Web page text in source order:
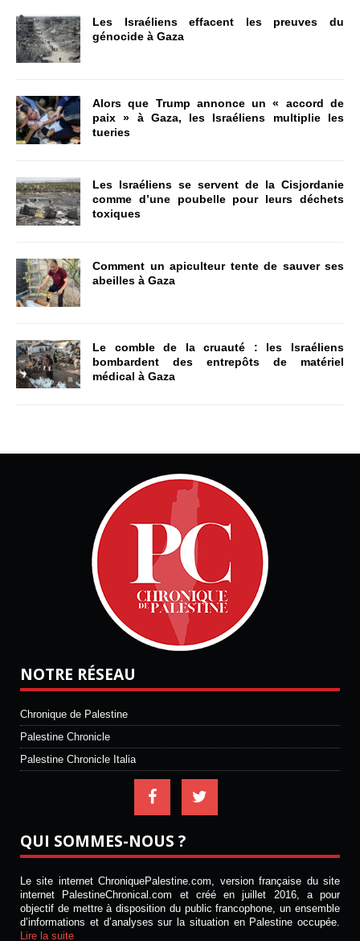
Les Israéliens effacent les preuves du
génocide à Gaza
Alors que Trump annonce un « accord de
paix » à Gaza, les Israéliens multiplie les
tueries
Les Israéliens se servent de la Cisjordanie
comme d’une poubelle pour leurs déchets
toxiques
Comment un apiculteur tente de sauver ses
abeilles à Gaza
Le comble de la cruauté : les Israéliens
bombardent des entrepôts de matériel
médical à Gaza
NOTRE RÉSEAU
Chronique de Palestine
Palestine Chronicle
Palestine Chronicle Italia
QUI SOMMES-NOUS ?
Le site internet ChroniquePalestine.com, version française du site
internet PalestineChronical.com et créé en juillet 2016, a pour
objectif de mettre à disposition du public francophone, un ensemble
d’informations et d’analyses sur la situation en Palestine occupée.
Lire la suite